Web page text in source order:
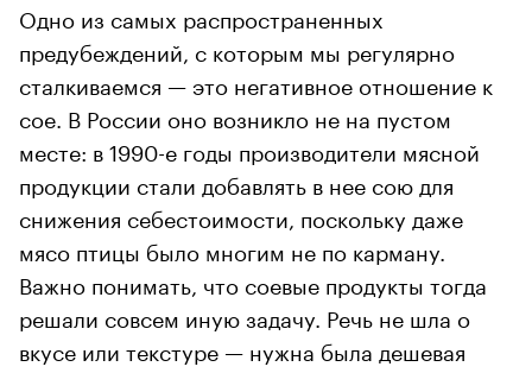
Одно из самых распространенных
предубеждений, с которым мы регулярно
сталкиваемся — это негативное отношение к
сое. В России оно возникло не на пустом
месте: в 1990-е годы производители мясной
продукции стали добавлять в нее сою для
снижения себестоимости, поскольку даже
мясо птицы было многим не по карману.
Важно понимать, что соевые продукты тогда
решали совсем иную задачу. Речь не шла о
вкусе или текстуре — нужна была дешевая